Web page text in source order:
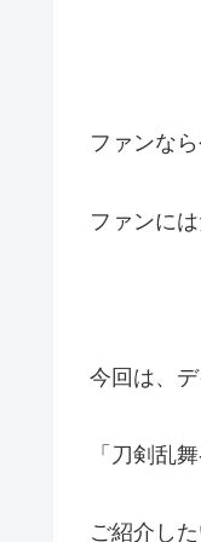
ファンな
ファンに
今回は、
「刀剣乱
ご紹介し